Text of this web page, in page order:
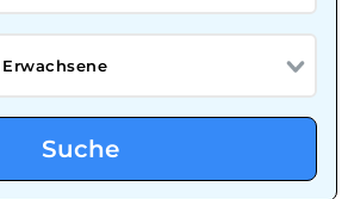
Suche